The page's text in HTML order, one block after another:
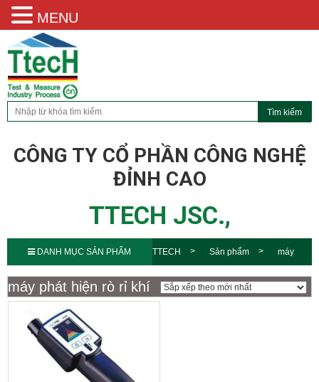
CÔNG TY CỔ PHẦN CÔNG NGHỆ
ĐỈNH CAO
TTECH JSC.,
DANH MỤC SẢN PHẨM TTECH Sản phẩm máy
phát hiện rò rỉ khí
máy phát hiện rò rỉ khí
MENU